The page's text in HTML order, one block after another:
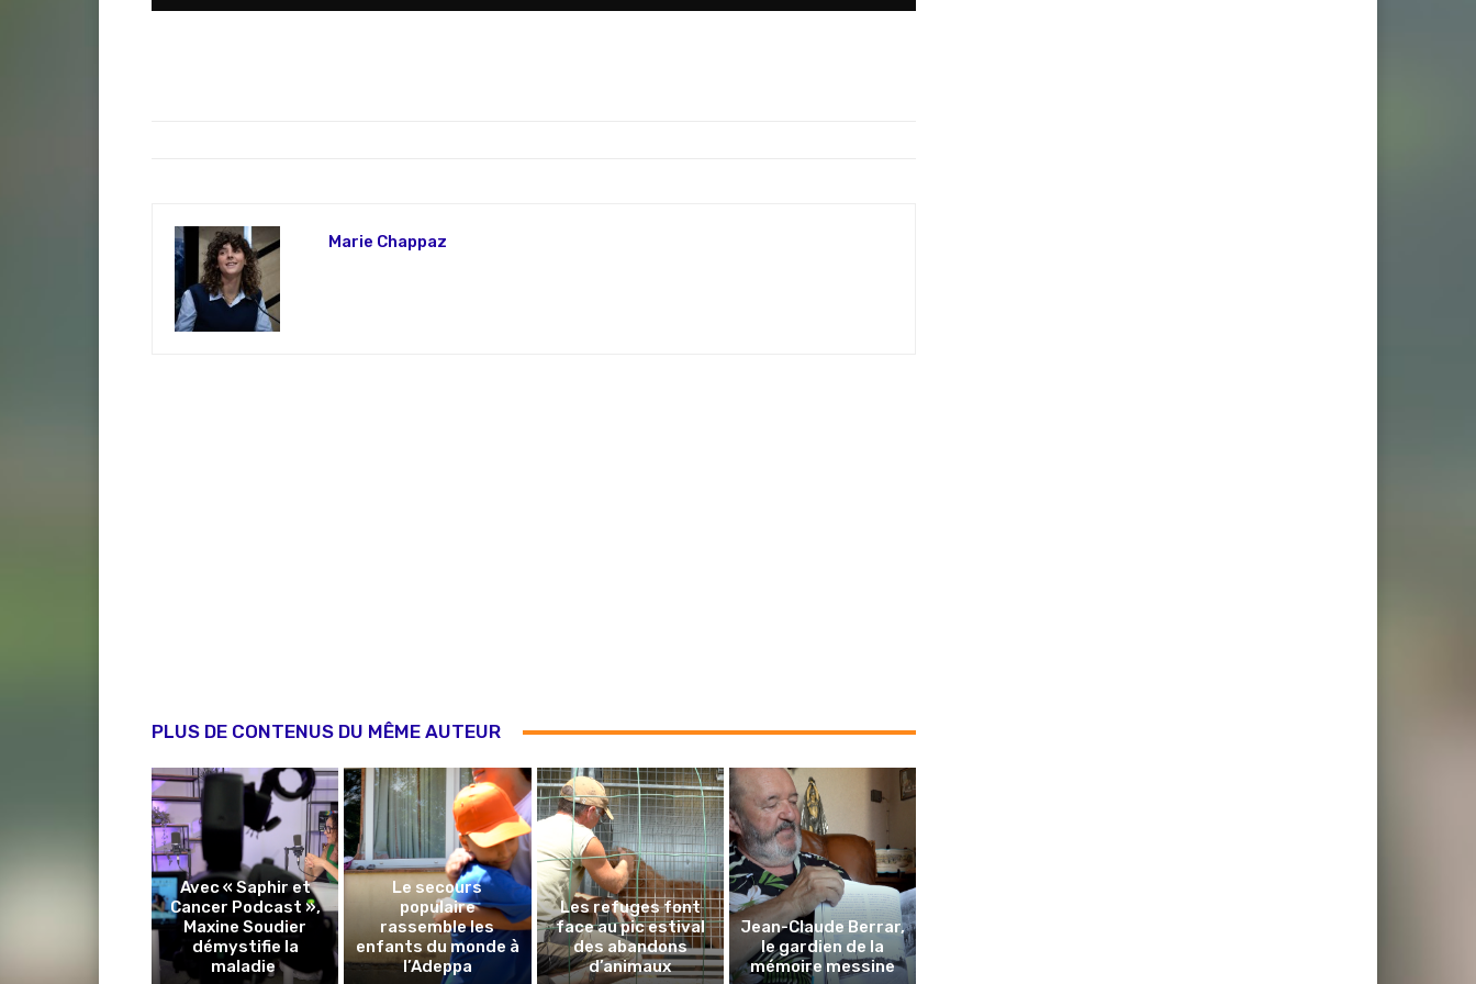
Marie Chappaz
PLUS DE CONTENUS DU MÊME AUTEUR
Avec « Saphir et
Cancer Podcast »,
Maxine Soudier
démystifie la
maladie
Le secours
populaire
rassemble les
enfants du monde à
l’Adeppa
Les refuges font
face au pic estival
des abandons
d’animaux
Jean-Claude Berrar,
le gardien de la
mémoire messine